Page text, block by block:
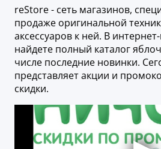
reStore - сеть магазинов,
продаже оригинальной
аксессуаров к ней. В
найдете полный каталог
числе последние новинки.
представляет акции и
скидки.